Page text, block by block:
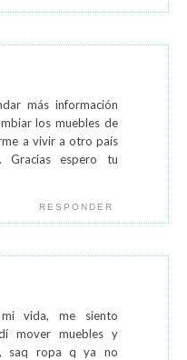
más información
los muebles de
a vivir a otro país
Gracias espero tu
RESPONDER
vida, me siento
mover muebles y
saq ropa q ya no